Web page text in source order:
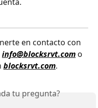
en contacto con
info@blocksrvt.com o
blocksrvt.com.
tu pregunta?